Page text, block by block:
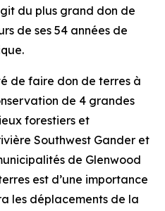
du plus grand don de
de ses 54 années de
de faire don de terres à
de 4 grandes
forestiers et
Southwest Gander et
de Glenwood
est d’une importance
les déplacements de la